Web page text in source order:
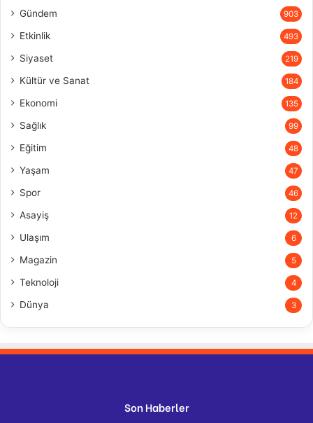
Gündem 903
Etkinlik 493
Siyaset 219
Kültür ve Sanat 184
Ekonomi 135
Sağlık 99
Eğitim 48
Yaşam 47
Spor 46
Asayiş 12
Ulaşım 6
Magazin 5
Teknoloji 4
Dünya 3
Son Haberler